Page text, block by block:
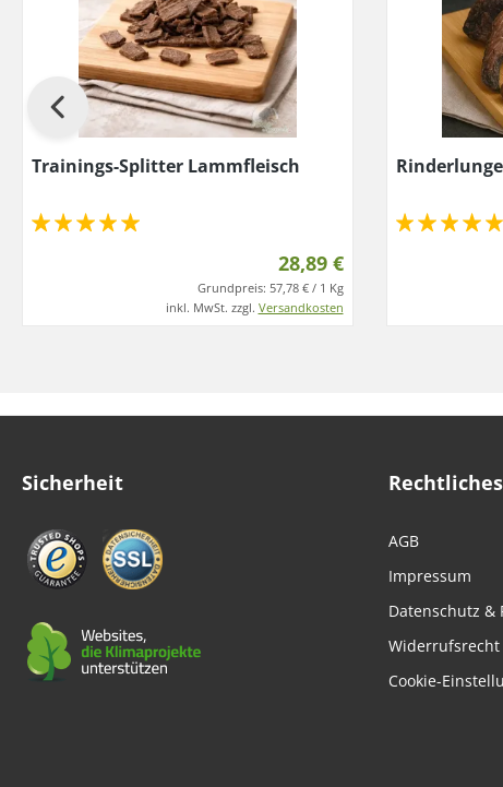
Trainings-Splitter Lammfleisch
28,89 €
Grundpreis: 57,78 € / 1 Kg
inkl. MwSt. zzgl. Versandkosten
Rinderlunge
Sicherheit Rechtliches
AGB
Impressum
Datenschutz &
Widerrufsrecht
Cookie-